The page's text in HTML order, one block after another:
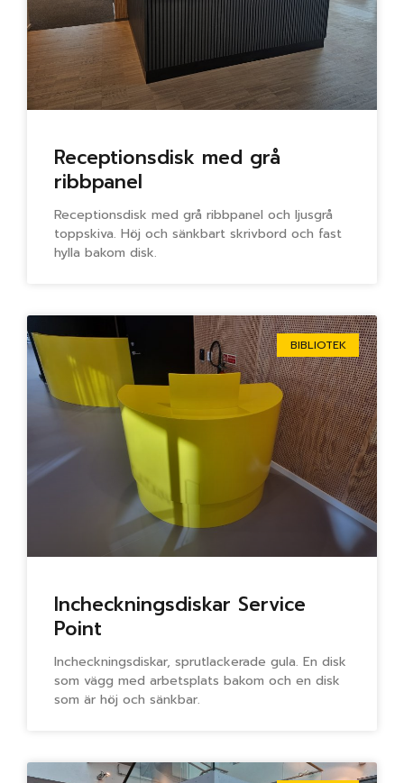
Receptionsdisk med grå
ribbpanel
Receptionsdisk med grå ribbpanel och ljusgrå
toppskiva. Höj och sänkbart skrivbord och fast
hylla bakom disk.
BIBLIOTEK
Incheckningsdiskar Service
Point
Incheckningsdiskar, sprutlackerade gula. En disk
som vägg med arbetsplats bakom och en disk
som är höj och sänkbar.